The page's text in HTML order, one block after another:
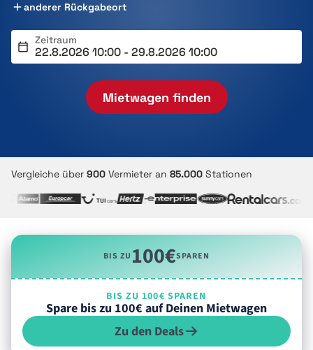
anderer Rückgabeort
Zeitraum
Mietwagen finden
Vergleiche über 900 Vermieter an 85.000 Stationen
BIS ZU100€SPAREN
BIS ZU 100€ SPAREN
Spare bis zu 100€ auf Deinen Mietwagen
Zu den Deals